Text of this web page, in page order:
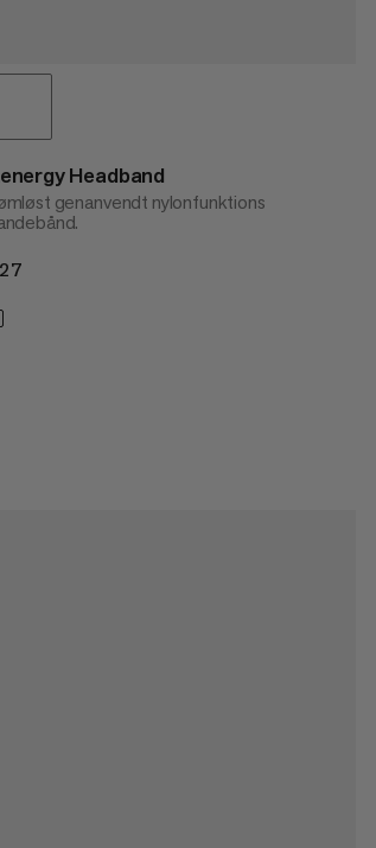
Headband
genanvendt nylonfunktions